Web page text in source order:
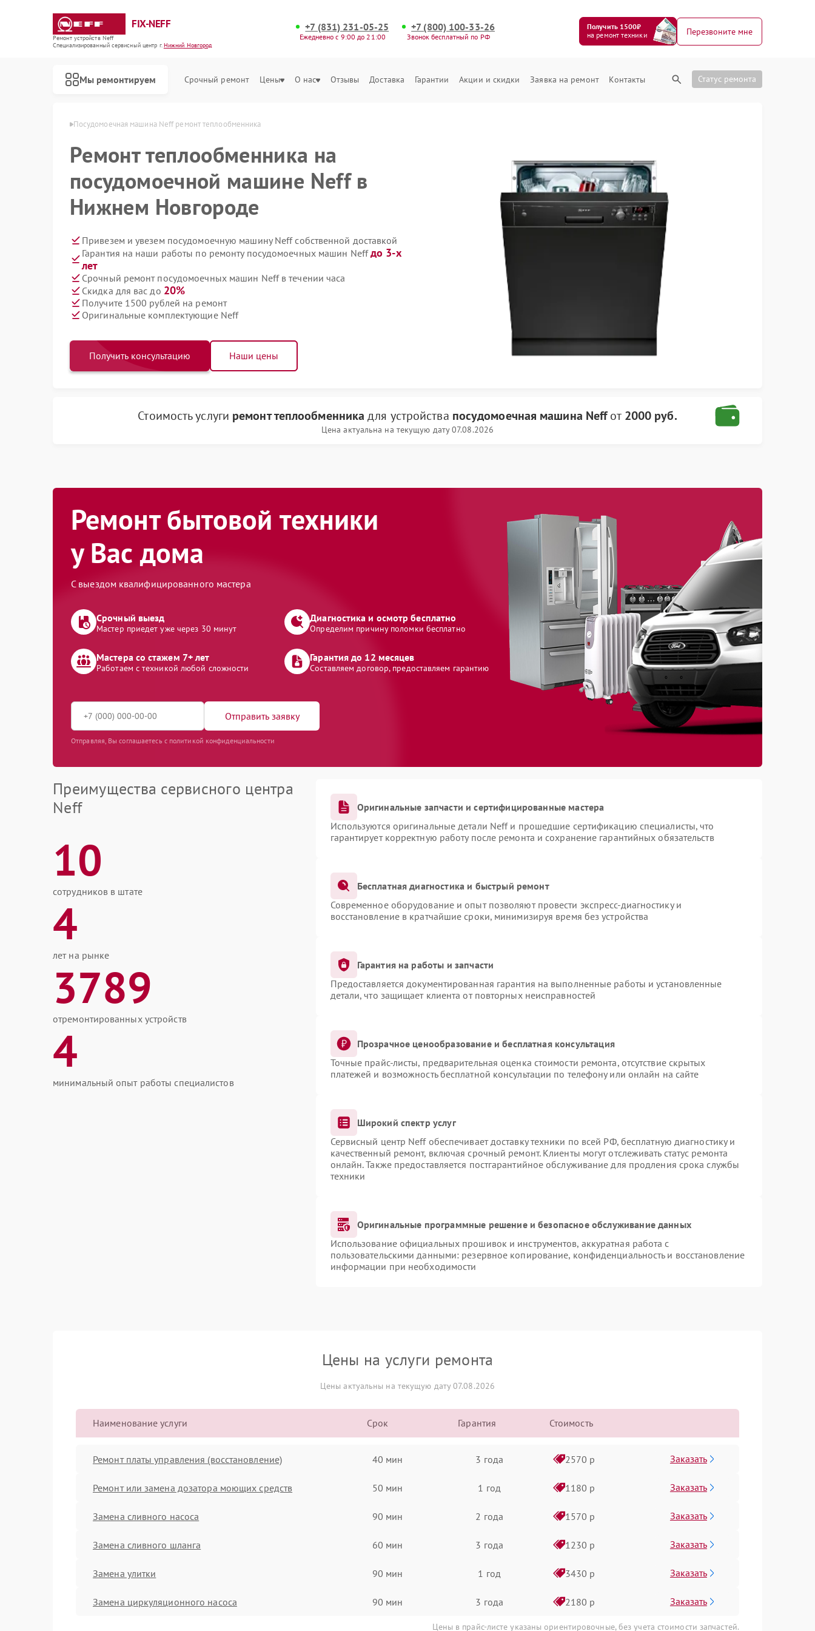
FIX-NEFF
Ремонт устройств Neff
Специализированный cервисный центр г.Нижний Новгород
+7 (831) 231-05-25
Ежедневно с 9:00 до 21:00
+7 (800) 100-33-26
Звонок бесплатный по РФ
Получить 1500₽
на ремонт техники
Перезвоните мне
Мы ремонтируем Срочный ремонт Цены О нас Отзывы Доставка Гарантии Акции и скидки Заявка на ремонт Контакты Статус ремонта
Посудомоечная машина Neff ремонт теплообменника
Ремонт теплообменника на
посудомоечной машине Neff в
Нижнем Новгороде
Привезем и увезем посудомоечную машину Neff собственной доставкой
Гарантия на наши работы по ремонту посудомоечных машин Neffдо 3-х
лет
Срочный ремонт посудомоечных машин Neff в течении часа
Скидка для вас до 20%
Получите 1500 рублей на ремонт
Оригинальные комплектующие Neff
Получить консультацию Наши цены
Стоимость услуги ремонт теплообменника для устройства посудомоечная машина Neffот 2000 руб.
Цена актуальна на текущую дату 07.08.2026
Ремонт бытовой техники
у Вас дома
С выездом квалифицированного мастера
Срочный выезд
Мастер приедет уже через 30 минут
Диагностика и осмотр бесплатно
Определим причину поломки бесплатно
Мастера со стажем 7+ лет
Работаем с техникой любой сложности
Гарантия до 12 месяцев
Составляем договор, предоставляем гарантию
Отправить заявку
Отправляя, Вы соглашаетесь с политикой конфиденциальности
Преимущества сервисного центра
Neff
10
сотрудников в штате
4
лет на рынке
3789
отремонтированных устройств
4
минимальный опыт работы специалистов
Оригинальные запчасти и сертифицированные мастера
Используются оригинальные детали Neff и прошедшие сертификацию специалисты, что
гарантирует корректную работу после ремонта и сохранение гарантийных обязательств
Бесплатная диагностика и быстрый ремонт
Современное оборудование и опыт позволяют провести экспресс-диагностику и
восстановление в кратчайшие сроки, минимизируя время без устройства
Гарантия на работы и запчасти
Предоставляется документированная гарантия на выполненные работы и установленные
детали, что защищает клиента от повторных неисправностей
Прозрачное ценообразование и бесплатная консультация
Точные прайс-листы, предварительная оценка стоимости ремонта, отсутствие скрытых
платежей и возможность бесплатной консультации по телефону или онлайн на сайте
Широкий спектр услуг
Сервисный центр Neff обеспечивает доставку техники по всей РФ, бесплатную диагностику и
качественный ремонт, включая срочный ремонт. Клиенты могут отслеживать статус ремонта
онлайн. Также предоставляется постгарантийное обслуживание для продления срока службы
техники
Оригинальные программные решение и безопасное обслуживание данных
Использование официальных прошивок и инструментов, аккуратная работа с
пользовательскими данными: резервное копирование, конфиденциальность и восстановление
информации при необходимости
Цены на услуги ремонта
Цены актуальны на текущую дату 07.08.2026
Наименование услуги Срок Гарантия Стоимость
Ремонт платы управления (восстановление) 40 мин 3 года 2570 р Заказать
Ремонт или замена дозатора моющих средств 50 мин 1 год 1180 р Заказать
Замена сливного насоса 90 мин 2 года 1570 р Заказать
Замена сливного шланга 60 мин 3 года 1230 р Заказать
Замена улитки 90 мин 1 год 3430 р Заказать
Замена циркуляционного насоса 90 мин 3 года 2180 р Заказать
Цены в прайс-листе указаны ориентировочные, без учета стоимости запчастей.